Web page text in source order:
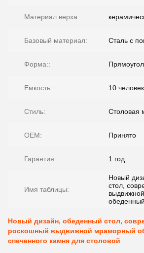
Материал верха:
Базовый материал: Сталь с
Форма::
Емкость:: 10 человек
Стиль: Столовая
OEM: Принято
Гарантия:: 1 год
Имя таблицы:
Новый
стол,
Новый дизайн, обеденный стол,
роскошный выдвижной мраморный
спеченного камня для столовой